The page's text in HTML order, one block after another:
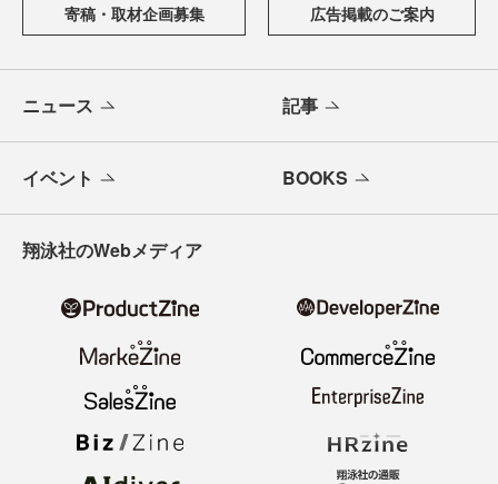
寄稿・取材企画募集 広告掲載のご案内
ニュース 記事
イベント BOOKS
翔泳社のWebメディア